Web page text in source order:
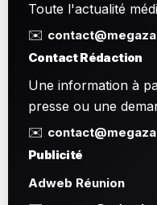
Toute l'actualité
✉️
Contact Rédaction
Une information à
presse ou une
✉️
Publicité
Adweb Réunion